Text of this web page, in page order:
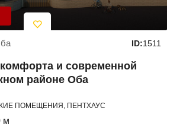
ID:1511
и современной
районе Оба
ПОМЕЩЕНИЯ, ПЕНТХАУС
м